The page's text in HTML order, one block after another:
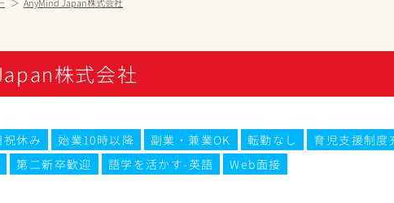
履歴書のつくり方
職務経歴書のつくり方
ポートフォリオのつくり方
面接対策
エグゼクティブ転職
しゅふクリ･ママクリ転職
年収アップ転職
株式会社
祝休み 始業10時以降 副業・兼業OK 転勤なし
育児支援制度
第二新卒歓迎 語学を活かす-英語 Web面接